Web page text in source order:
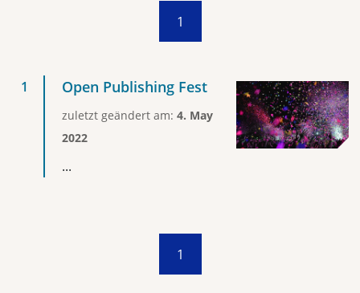
1
Open Publishing Fest
zuletzt geändert am: 4. May
2022
...
1